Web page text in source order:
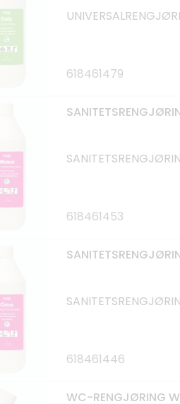
618461479
618461453
618461446
WC-RENGJØRING